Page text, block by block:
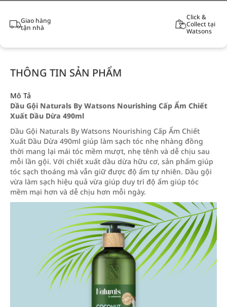
Giao hàng
tận nhà
Click &
Collect tại
Watsons
THÔNG TIN SẢN PHẨM
Mô Tả
Dầu Gội Naturals By Watsons Nourishing Cấp Ẩm Chiết
Xuất Dầu Dừa 490ml
Dầu Gội Naturals By Watsons Nourishing Cấp Ẩm Chiết
Xuất Dầu Dừa 490ml giúp làm sạch tóc nhẹ nhàng đồng
thời mang lại mái tóc mềm mượt, nhẹ tênh và dễ chịu sau
mỗi lần gội. Với chiết xuất dầu dừa hữu cơ, sản phẩm giúp
tóc sạch thoáng mà vẫn giữ được độ ẩm tự nhiên. Dầu gội
vừa làm sạch hiệu quả vừa giúp duy trì độ ẩm giúp tóc
mềm mại hơn và dễ chịu hơn mỗi ngày.